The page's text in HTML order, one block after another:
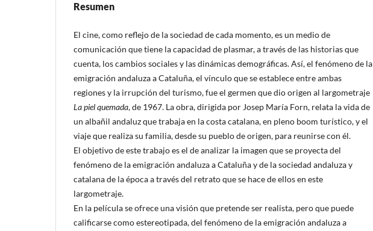
Resumen
El cine, como reflejo de la sociedad de cada momento, es un medio de
comunicación que tiene la capacidad de plasmar, a través de las historias que
cuenta, los cambios sociales y las dinámicas demográficas. Así, el fenómeno de la
emigración andaluza a Cataluña, el vínculo que se establece entre ambas
regiones y la irrupción del turismo, fue el germen que dio origen al largometraje
La piel quemada, de 1967. La obra, dirigida por Josep María Forn, relata la vida de
un albañil andaluz que trabaja en la costa catalana, en pleno boom turístico, y el
viaje que realiza su familia, desde su pueblo de origen, para reunirse con él.
El objetivo de este trabajo es el de analizar la imagen que se proyecta del
fenómeno de la emigración andaluza a Cataluña y de la sociedad andaluza y
catalana de la época a través del retrato que se hace de ellos en este
largometraje.
En la película se ofrece una visión que pretende ser realista, pero que puede
calificarse como estereotipada, del fenómeno de la emigración andaluza a